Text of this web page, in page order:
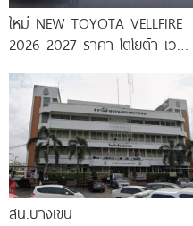
ใหม่ NEW TOYOTA VELLFIRE
2026-2027 ราคา โตโยต้า เวล
สน.บางเขน